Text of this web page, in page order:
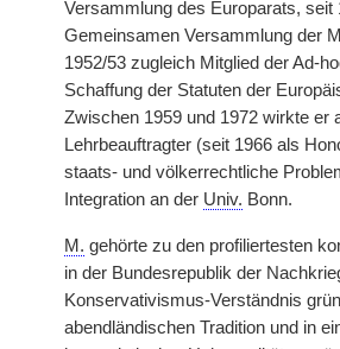
Versammlung des Europarats, seit
Gemeinsamen Versammlung der
1952/53 zugleich Mitglied der Ad-
Schaffung der Statuten der
Zwischen 1959 und 1972 wirkte er
Lehrbeauftragter (seit 1966 als
staats- und völkerrechtliche
Integration an der Univ. Bonn.
M. gehörte zu den profiliertesten
in der Bundesrepublik der
Konservativismus-Verständnis
abendländischen Tradition und in